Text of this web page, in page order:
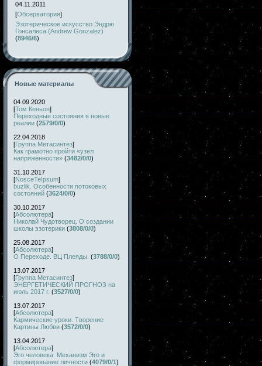
04.11.2011
[Обсерватория]
Эзотерическое искусство Эндрю
Гонсалеса (Andrew Gonzalez)
(8946/6)
Новые материалы
04.09.2020
[Том Кеньон]
Переходные состояния в новые
реалии (2579/0/0)
22.04.2018
[Группа Метасинтез]
Как грамотно пройти «узел
напряженности» (3482/0/0)
31.10.2017
[NosceTeIpsum]
buzlik. Особенности потоковых
состояний (3624/0/0)
30.10.2017
[Абсолютера]
Николай Чудотворец. О создании
школы эзотерики (3808/0/0)
25.08.2017
[Абсолютера]
О Переходе. ВЦ Плеяды. (3788/0/0)
13.07.2017
[Группа Метасинтез]
ЭНЕРГЕТИЧЕСКИЙ ПРОГНОЗ на
июль 2017 г. (3527/0/0)
13.07.2017
[Абсолютера]
Кармические уроки. Творение
Картины Любви (3572/0/0)
13.04.2017
[Абсолютера]
Эго человека. Механизм Эго и
формирование личности (4079/0/1)